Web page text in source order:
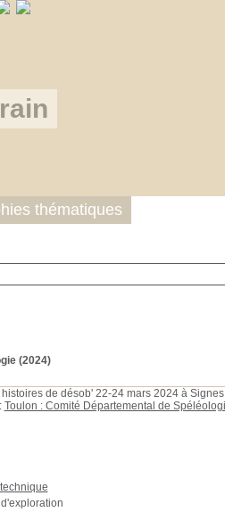
(2024)
de désob' 22-24 mars 2024 à Signes
: Toulon : Comité Départemental de
technique
thématiques